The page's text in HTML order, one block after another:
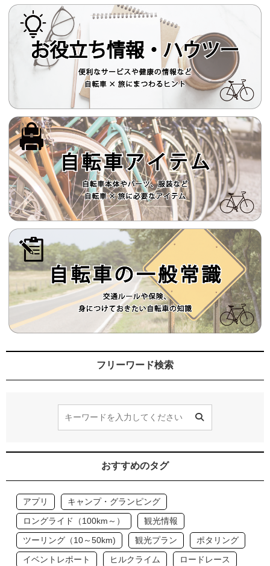
フリーワード検索
おすすめのタグ
アプリ
キャンプ・グランピング
ロングライド（100km～）
観光情報
ツーリング（10～50km)
観光プラン
ポタリング
イベントレポート
ヒルクライム
ロードレース